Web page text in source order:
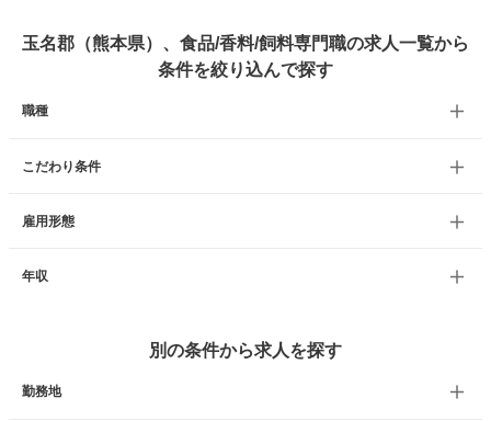
玉名郡（熊本県）、食品/香料/飼料専門職の求人一覧から
条件を絞り込んで探す
職種
こだわり条件
雇用形態
年収
別の条件から求人を探す
勤務地